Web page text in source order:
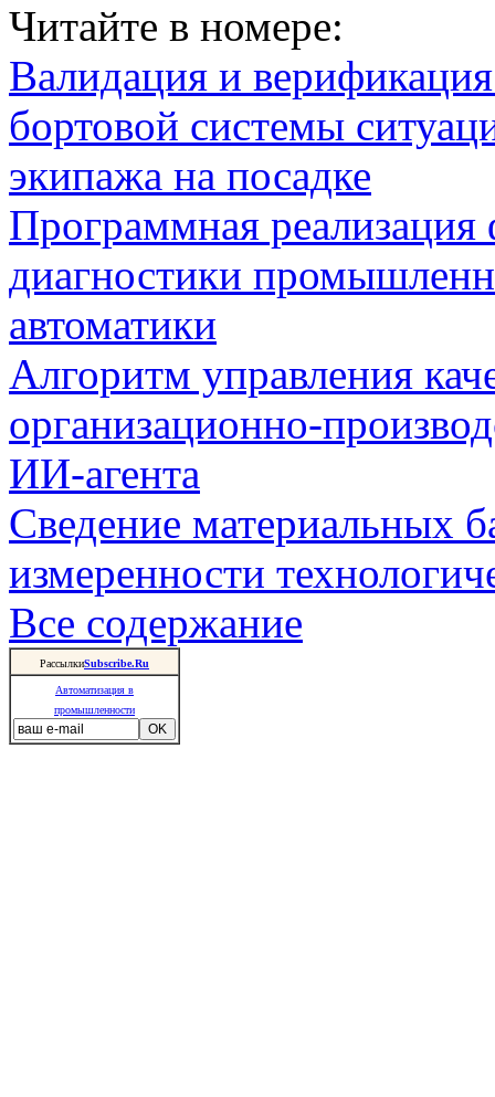
Читайте в номере:
Валидация и
бортовой системы
экипажа на посадке
Программная
диагностики
автоматики
Алгоритм управления
организационно-
ИИ-агента
Сведение материальных
измеренности
Все содержание
РассылкиSubscribe.Ru
Автоматизация в
промышленности